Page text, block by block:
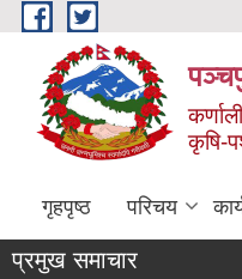
Skip to main content
कृषि-
गृहपृष्ठ परिचय
प्रमुख समाचार